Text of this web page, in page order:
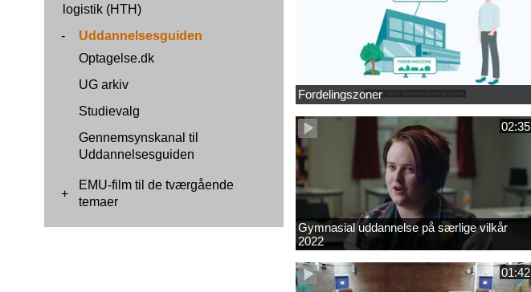
logistik (HTH)
-
Uddannelsesguiden
Optagelse.dk
UG arkiv
Studievalg
Gennemsynskanal til
Uddannelsesguiden
+
EMU-film til de tværgående
temaer
Fordelingszoner
02:35
Gymnasial uddannelse på særlige vilkår
2022
01:42